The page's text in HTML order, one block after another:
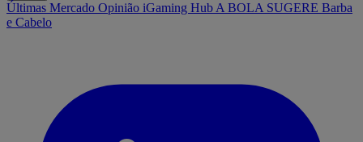
Últimas Mercado Opinião iGaming Hub A BOLA SUGERE Barba
e Cabelo